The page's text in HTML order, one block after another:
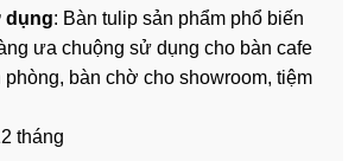
dụng: Bàn tulip sản phẩm phổ biến
ưa chuộng sử dụng cho bàn cafe
phòng, bàn chờ cho showroom, tiệm
tháng